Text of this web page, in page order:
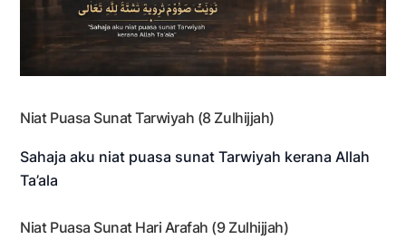
Niat Puasa Sunat Tarwiyah (8 Zulhijjah)
Sahaja aku niat puasa sunat Tarwiyah kerana Allah
Ta’ala
Niat Puasa Sunat Hari Arafah (9 Zulhijjah)